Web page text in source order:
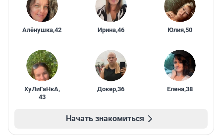
Алёнушка,42 Ирина,46 Юлия,50
ХуЛиГаНкА,
43
Докер,36 Елена,38
Начать знакомиться